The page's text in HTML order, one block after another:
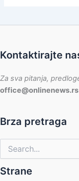
Kontaktirajte
Za sva pitanja,
office@onlinenews.rs
Brza pretraga
za:
Strane